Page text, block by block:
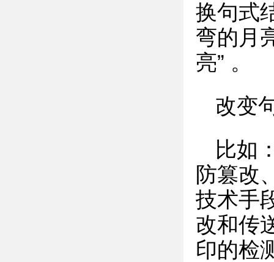
换句式
弯的月
亮” 。
改变
比如
防篡改
技术手
改和传
印的检